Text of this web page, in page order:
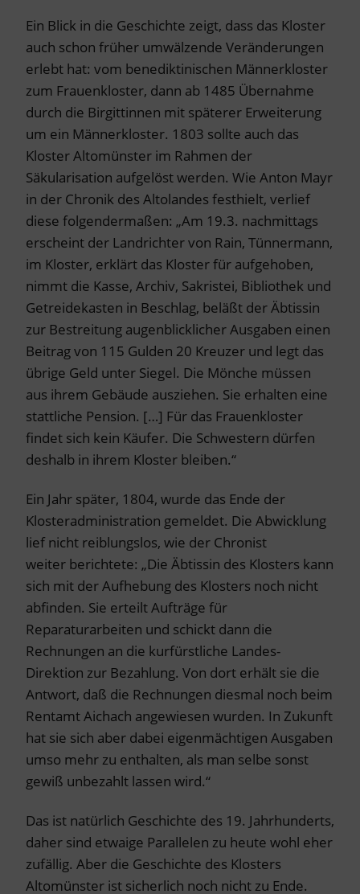
Ein Blick in die Geschichte zeigt, dass das Kloster
auch schon früher umwälzende Veränderungen
erlebt hat: vom benediktinischen Männerkloster
zum Frauenkloster, dann ab 1485 Übernahme
durch die Birgittinnen mit späterer Erweiterung
um ein Männerkloster. 1803 sollte auch das
Kloster Altomünster im Rahmen der
Säkularisation aufgelöst werden. Wie Anton Mayr
in der Chronik des Altolandes festhielt, verlief
diese folgendermaßen: „Am 19.3. nachmittags
erscheint der Landrichter von Rain, Tünnermann,
im Kloster, erklärt das Kloster für aufgehoben,
nimmt die Kasse, Archiv, Sakristei, Bibliothek und
Getreidekasten in Beschlag, beläßt der Äbtissin
zur Bestreitung augenblicklicher Ausgaben einen
Beitrag von 115 Gulden 20 Kreuzer und legt das
übrige Geld unter Siegel. Die Mönche müssen
aus ihrem Gebäude ausziehen. Sie erhalten eine
stattliche Pension. […] Für das Frauenkloster
findet sich kein Käufer. Die Schwestern dürfen
deshalb in ihrem Kloster bleiben.“
Ein Jahr später, 1804, wurde das Ende der
Klosteradministration gemeldet. Die Abwicklung
lief nicht reiblungslos, wie der Chronist
weiter berichtete: „Die Äbtissin des Klosters kann
sich mit der Aufhebung des Klosters noch nicht
abfinden. Sie erteilt Aufträge für
Reparaturarbeiten und schickt dann die
Rechnungen an die kurfürstliche Landes-
Direktion zur Bezahlung. Von dort erhält sie die
Antwort, daß die Rechnungen diesmal noch beim
Rentamt Aichach angewiesen wurden. In Zukunft
hat sie sich aber dabei eigenmächtigen Ausgaben
umso mehr zu enthalten, als man selbe sonst
gewiß unbezahlt lassen wird.“
Das ist natürlich Geschichte des 19. Jahrhunderts,
daher sind etwaige Parallelen zu heute wohl eher
zufällig. Aber die Geschichte des Klosters
Altomünster ist sicherlich noch nicht zu Ende.